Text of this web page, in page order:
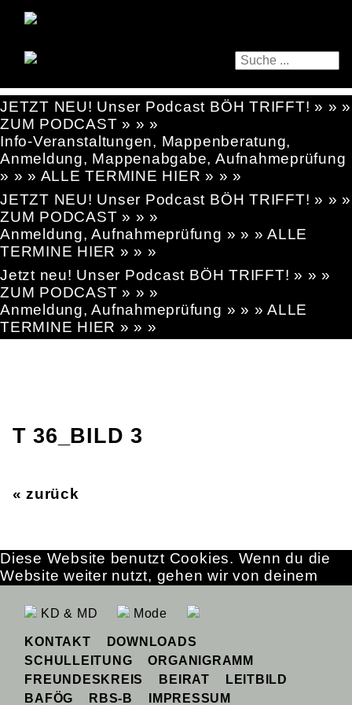
JETZT NEU! Unser Podcast BÖH TRIFFT! » » »
ZUM PODCAST » » »
Info-Veranstaltungen, Mappenberatung,
Anmeldung, Mappenabgabe, Aufnahmeprüfung
» » » ALLE TERMINE HIER » » »
JETZT NEU! Unser Podcast BÖH TRIFFT! » » »
ZUM PODCAST » » »
Anmeldung, Aufnahmeprüfung » » » ALLE
TERMINE HIER » » »
Jetzt neu! Unser Podcast BÖH TRIFFT! » » »
ZUM PODCAST » » »
Anmeldung, Aufnahmeprüfung » » » ALLE
TERMINE HIER » » »
T 36_BILD 3
« zurück
KD & MD Mode
KONTAKT
DOWNLOADS
SCHULLEITUNG
ORGANIGRAMM
FREUNDESKREIS
BEIRAT
LEITBILD
BAFÖG
RBS-B IMPRESSUM
Diese Website benutzt Cookies. Wenn du die
Website weiter nutzt, gehen wir von deinem